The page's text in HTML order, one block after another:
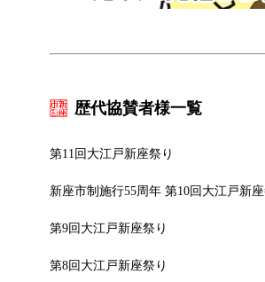
歴代協賛者様一覧
第11回大江戸新座祭り
新座市制施行55周年 第10回大江戸新座
第9回大江戸新座祭り
第8回大江戸新座祭り